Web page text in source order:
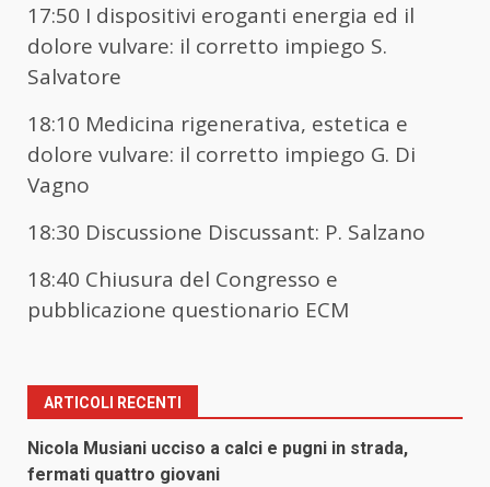
17:50 I dispositivi eroganti energia ed il
dolore vulvare: il corretto impiego S.
Salvatore
18:10 Medicina rigenerativa, estetica e
dolore vulvare: il corretto impiego G. Di
Vagno
18:30 Discussione Discussant: P. Salzano
18:40 Chiusura del Congresso e
pubblicazione questionario ECM
ARTICOLI RECENTI
Nicola Musiani ucciso a calci e pugni in strada,
fermati quattro giovani